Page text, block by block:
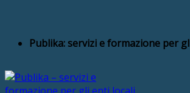
Publika: servizi e formazione per